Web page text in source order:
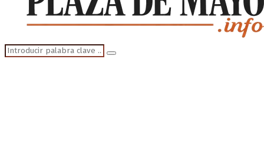
Search
for:
Search